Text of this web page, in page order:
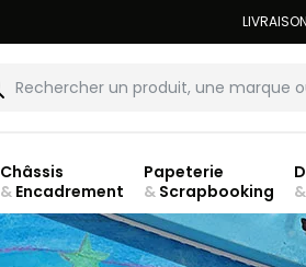
Châssis
&Encadrement
Papeterie
&Scrapbooking
&